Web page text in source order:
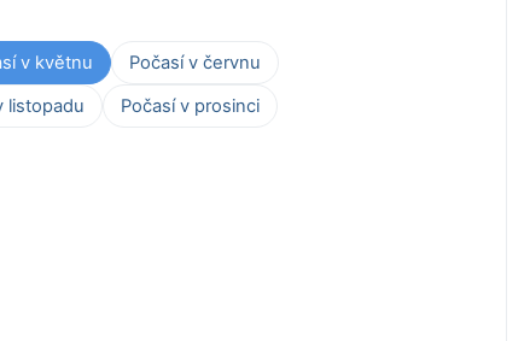
v květnu
Počasí v červnu
listopadu Počasí v prosinci